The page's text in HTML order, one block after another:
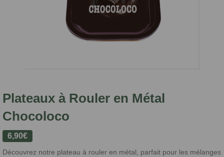
Plateaux à Rouler en Métal
Chocoloco
6,90€
Découvrez notre plateau à rouler en métal, parfait pour les mélanges